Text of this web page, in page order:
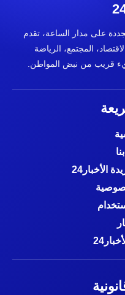
على مدار الساعة، تقدم
المجتمع، الرياضة
قريب من نبض المواطن.
الأخبار24